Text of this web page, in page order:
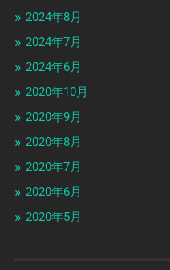
2024年8月
2024年7月
2024年6月
2020年10月
2020年9月
2020年8月
2020年7月
2020年6月
2020年5月